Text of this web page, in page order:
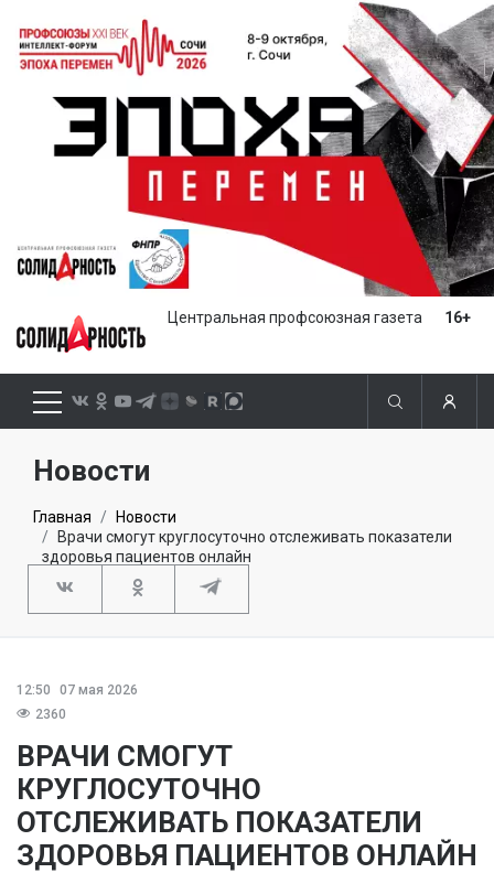
Центральная профсоюзная газета 16+
Новости
Главная
Новости
Врачи смогут круглосуточно отслеживать показатели
здоровья пациентов онлайн
12:50
07 мая 2026
2360
ВРАЧИ СМОГУТ
КРУГЛОСУТОЧНО
ОТСЛЕЖИВАТЬ ПОКАЗАТЕЛИ
ЗДОРОВЬЯ ПАЦИЕНТОВ ОНЛАЙН